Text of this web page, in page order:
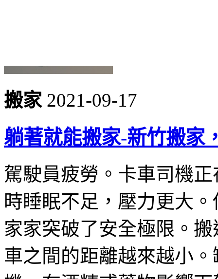
搬家2021-09-17
躺著就能搬家-新竹搬家
駕駛員疲勞。卡車司機
時睡眠不足，壓力更大
家家突破了安全極限。
車之間的距離越來越小